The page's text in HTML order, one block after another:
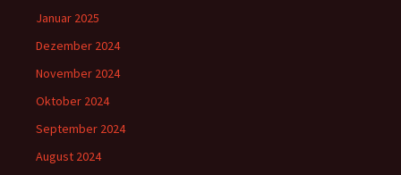
Januar 2025
Dezember 2024
November 2024
Oktober 2024
September 2024
August 2024